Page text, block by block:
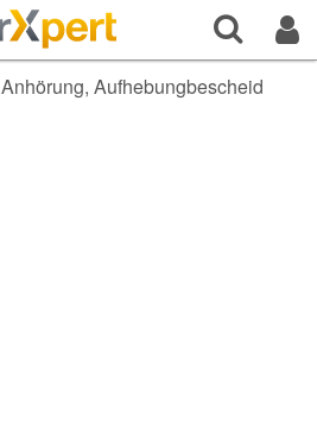
Anhörung, Aufhebungbescheid